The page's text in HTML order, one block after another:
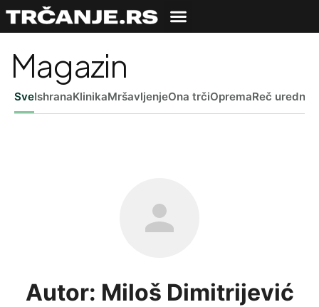
Magazin
SveIshranaKlinikaMršavljenjeOna trčiOpremaReč
Autor: Miloš Dimitrijević